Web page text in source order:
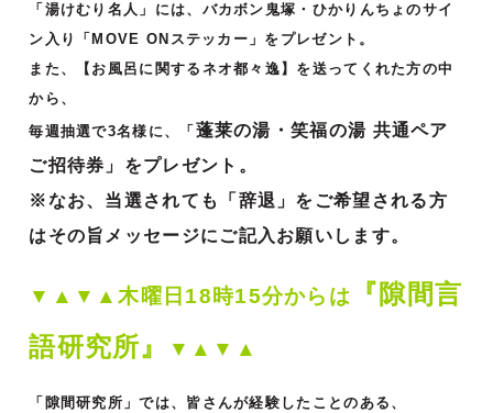
「湯けむり名人」には、バカボン鬼塚・ひかりんちょのサイ
ン入り「MOVE ONステッカー」をプレゼント。
また、【お風呂に関するネオ都々逸】を送ってくれた方の中
から、
毎週抽選で3名様に、「 蓬莱の湯・笑福の湯 共通ペア
ご招待券」をプレゼント。
※なお、当選されても「辞退」をご希望される方
はその旨メッセージにご記入お願いします。
▼▲▼▲木曜日18時15分からは
『隙間言
語研究所』
▼▲▼▲
「隙間研究所」では、皆さんが経験したことのある、